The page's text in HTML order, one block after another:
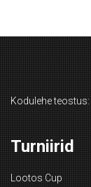
Kodulehe teostus:
Turniirid
Lootos Cup